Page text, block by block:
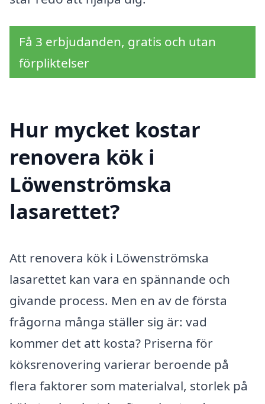
Få 3 erbjudanden, gratis och utan
förpliktelser
Hur mycket kostar
renovera kök i
Löwenströmska
lasarettet?
Att renovera kök i Löwenströmska
lasarettet kan vara en spännande och
givande process. Men en av de första
frågorna många ställer sig är: vad
kommer det att kosta? Priserna för
köksrenovering varierar beroende på
flera faktorer som materialval, storlek på